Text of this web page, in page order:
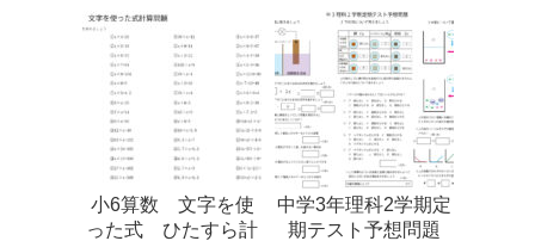
小6算数 文字を使
った式 ひたすら計
中学3年理科2学期定
期テスト予想問題